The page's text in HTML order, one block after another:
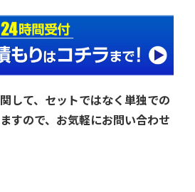
して、セットではなく単独での
すので、お気軽にお問い合わせ